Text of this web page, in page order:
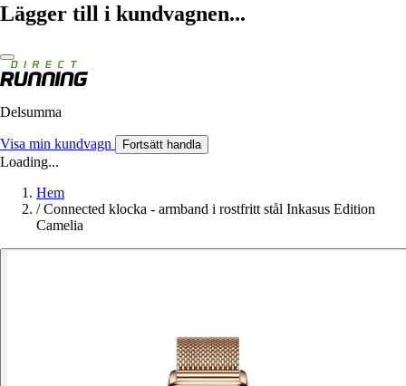
Lägger till i kundvagnen...
Delsumma
Visa min kundvagn Fortsätt handla
Loading...
Hem
/ Connected klocka - armband i rostfritt stål Inkasus Edition
Camelia